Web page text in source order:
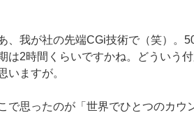
、我が社の先端CGi技術で（笑）。
は2時間くらいですかね。どういう
いますが。
で思ったのが「世界でひとつのカウ